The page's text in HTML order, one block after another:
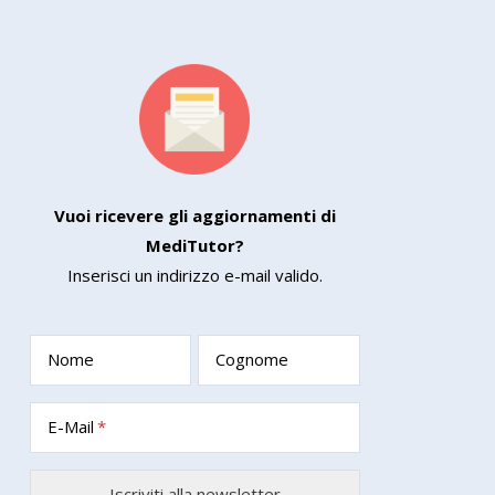
Vuoi ricevere gli aggiornamenti di
MediTutor?
Inserisci un indirizzo e-mail valido.
Nome Cognome
E-Mail